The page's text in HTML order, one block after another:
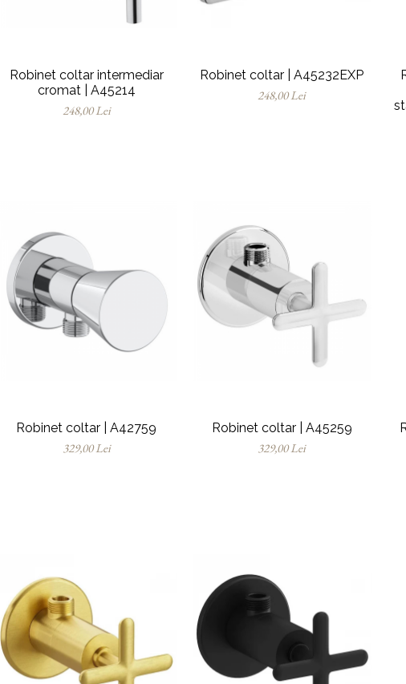
Robinet coltar intermediar
cromat | A45214
248,00 Lei
Robinet coltar | A45232EXP
248,00 Lei
Robinet coltar | A42759
329,00 Lei
Robinet coltar | A45259
329,00 Lei